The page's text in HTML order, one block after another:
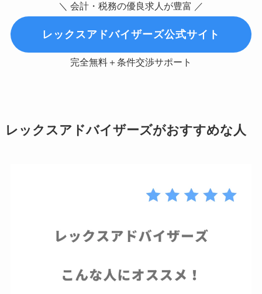
＼ 会計・税務の優良求人が豊富 ／
レックスアドバイザーズ公式サイト
完全無料＋条件交渉サポート
レックスアドバイザーズがおすすめな人